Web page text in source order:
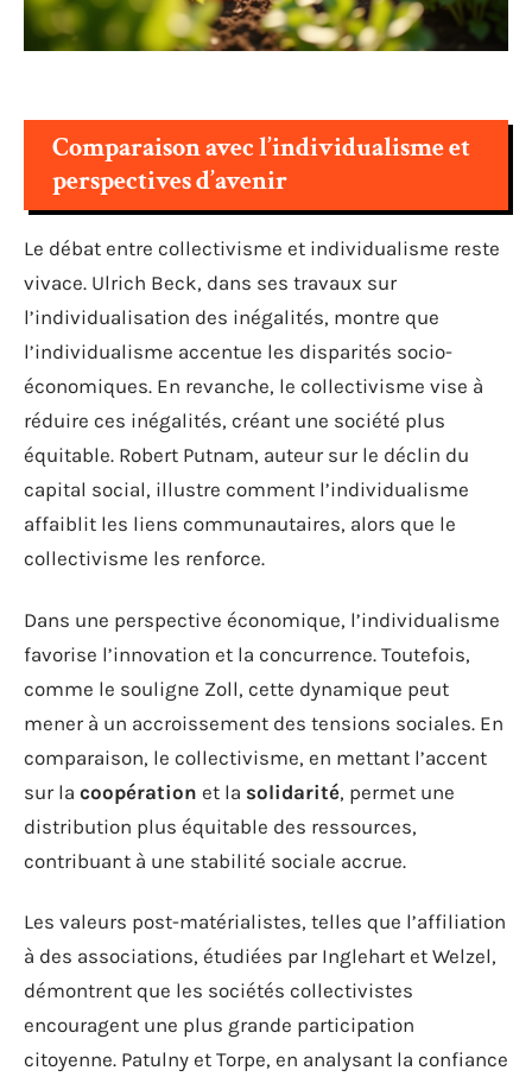
Comparaison avec l’individualisme et
perspectives d’avenir
Le débat entre collectivisme et individualisme reste
vivace. Ulrich Beck, dans ses travaux sur
l’individualisation des inégalités, montre que
l’individualisme accentue les disparités socio-
économiques. En revanche, le collectivisme vise à
réduire ces inégalités, créant une société plus
équitable. Robert Putnam, auteur sur le déclin du
capital social, illustre comment l’individualisme
affaiblit les liens communautaires, alors que le
collectivisme les renforce.
Dans une perspective économique, l’individualisme
favorise l’innovation et la concurrence. Toutefois,
comme le souligne Zoll, cette dynamique peut
mener à un accroissement des tensions sociales. En
comparaison, le collectivisme, en mettant l’accent
sur la coopération et la solidarité, permet une
distribution plus équitable des ressources,
contribuant à une stabilité sociale accrue.
Les valeurs post-matérialistes, telles que l’affiliation
à des associations, étudiées par Inglehart et Welzel,
démontrent que les sociétés collectivistes
encouragent une plus grande participation
citoyenne. Patulny et Torpe, en analysant la confiance